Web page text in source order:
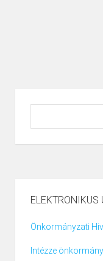
ELEKTRONIKUS
Önkormányzati
Intézze